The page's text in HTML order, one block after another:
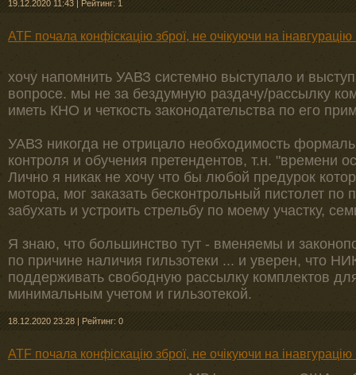
19.12.2020 11:43 | Рейтинг: 1
ATF почала конфіскацію зброї, не очікуючи на
хочу напомнить УАВЗ системно выступало и
вопросе. мы не за бездумную раздачу/рассылку
иметь КНО и четкость законодательства по его
УАВЗ никогда не отрицало необходимость
контроля и обучения претендентов, т.н. "времени
Лично я никак не хочу что бы любой предурок
мотора, мог заказать бесконтрольный пистолет по
забухать и устроить стрельбу по моему участку,
Я знаю, что большинство тут - вменяемы и
по причине наличия гильзотеки ... и уверен, что
поддерживать свободную рассылку комплектов
минимальным учетом и гильзотекой.
18.12.2020 23:28 | Рейтинг: 0
ATF почала конфіскацію зброї, не очікуючи на